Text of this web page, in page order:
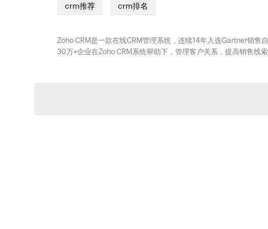
crm推荐 crm排名
Zoho CRM是一款在线CRM管理系统，连续14年入选Gartner销
30万+企业在Zoho CRM系统帮助下，管理客户关系，提高销售线